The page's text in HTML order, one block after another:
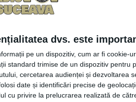
dvs. este
pe un dispozitiv, cum ar fi cookie-
standard trimise de un dispozitiv pentru
cercetarea audienței și dezvoltarea
date și identificări precise de
cu privire la prelucrarea realizată de
felicită universitatea
mea cu USV și Cygnus
<Ștefan cel Mare>
<Alexandru Ioan Cuza>